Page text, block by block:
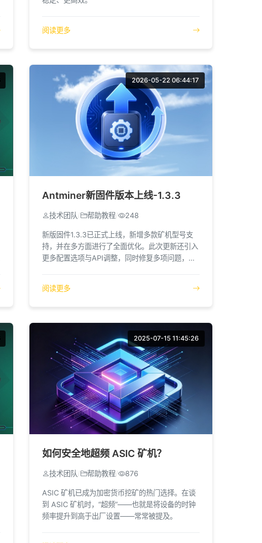
阅读更多
2026-05-22 06:44:17
Antminer新固件版本上线-1.3.3
技术团队/ 帮助教程/ 248
新版固件1.3.3已正式上线，新增多款矿机型号支
持，并在多方面进行了全面优化。此次更新还引入
更多配置选项与API调整，同时修复多项问题，进
阅读更多
2025-07-15 11:45:26
如何安全地超频 ASIC 矿机？
技术团队/ 帮助教程/ 876
ASIC 矿机已成为加密货币挖矿的热门选择。在谈
到 ASIC 矿机时，“超频”——也就是将设备的时钟
频率提升到高于出厂设置——常常被提及。